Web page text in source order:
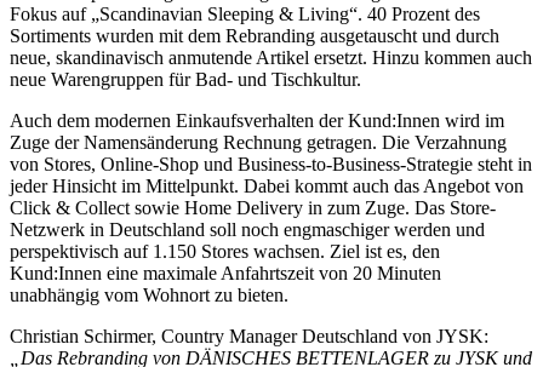
Fokus auf „Scandinavian Sleeping & Living“. 40 Prozent des
Sortiments wurden mit dem Rebranding ausgetauscht und durch
neue, skandinavisch anmutende Artikel ersetzt. Hinzu kommen auch
neue Warengruppen für Bad- und Tischkultur.
Auch dem modernen Einkaufsverhalten der Kund:Innen wird im
Zuge der Namensänderung Rechnung getragen. Die Verzahnung
von Stores, Online-Shop und Business-to-Business-Strategie steht in
jeder Hinsicht im Mittelpunkt. Dabei kommt auch das Angebot von
Click & Collect sowie Home Delivery in zum Zuge. Das Store-
Netzwerk in Deutschland soll noch engmaschiger werden und
perspektivisch auf 1.150 Stores wachsen. Ziel ist es, den
Kund:Innen eine maximale Anfahrtszeit von 20 Minuten
unabhängig vom Wohnort zu bieten.
Christian Schirmer, Country Manager Deutschland von JYSK:
„Das Rebranding von DÄNISCHES BETTENLAGER zu JYSK und